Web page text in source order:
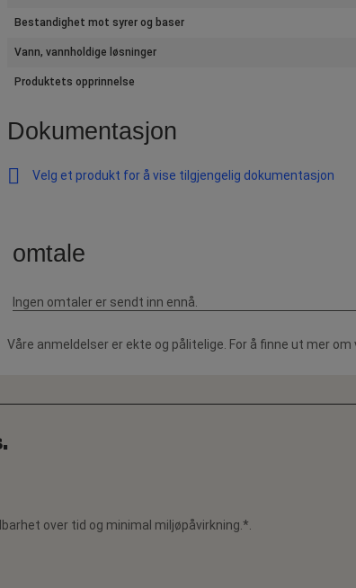
Bestandighet mot syrer og baser
Vann, vannholdige løsninger
Produktets opprinnelse
Dokumentasjon
Velg et produkt for å vise tilgjengelig dokumentasjon
Våre anmeldelser er ekte og pålitelige. For å finne ut mer
over tid og minimal miljøpåvirkning.*.